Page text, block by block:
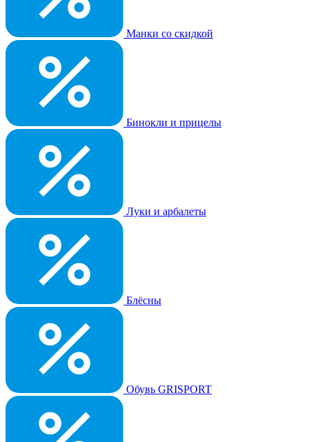
Манки со скидкой
Бинокли и прицелы
Луки и арбалеты
Блёсны
Обувь GRISPORT